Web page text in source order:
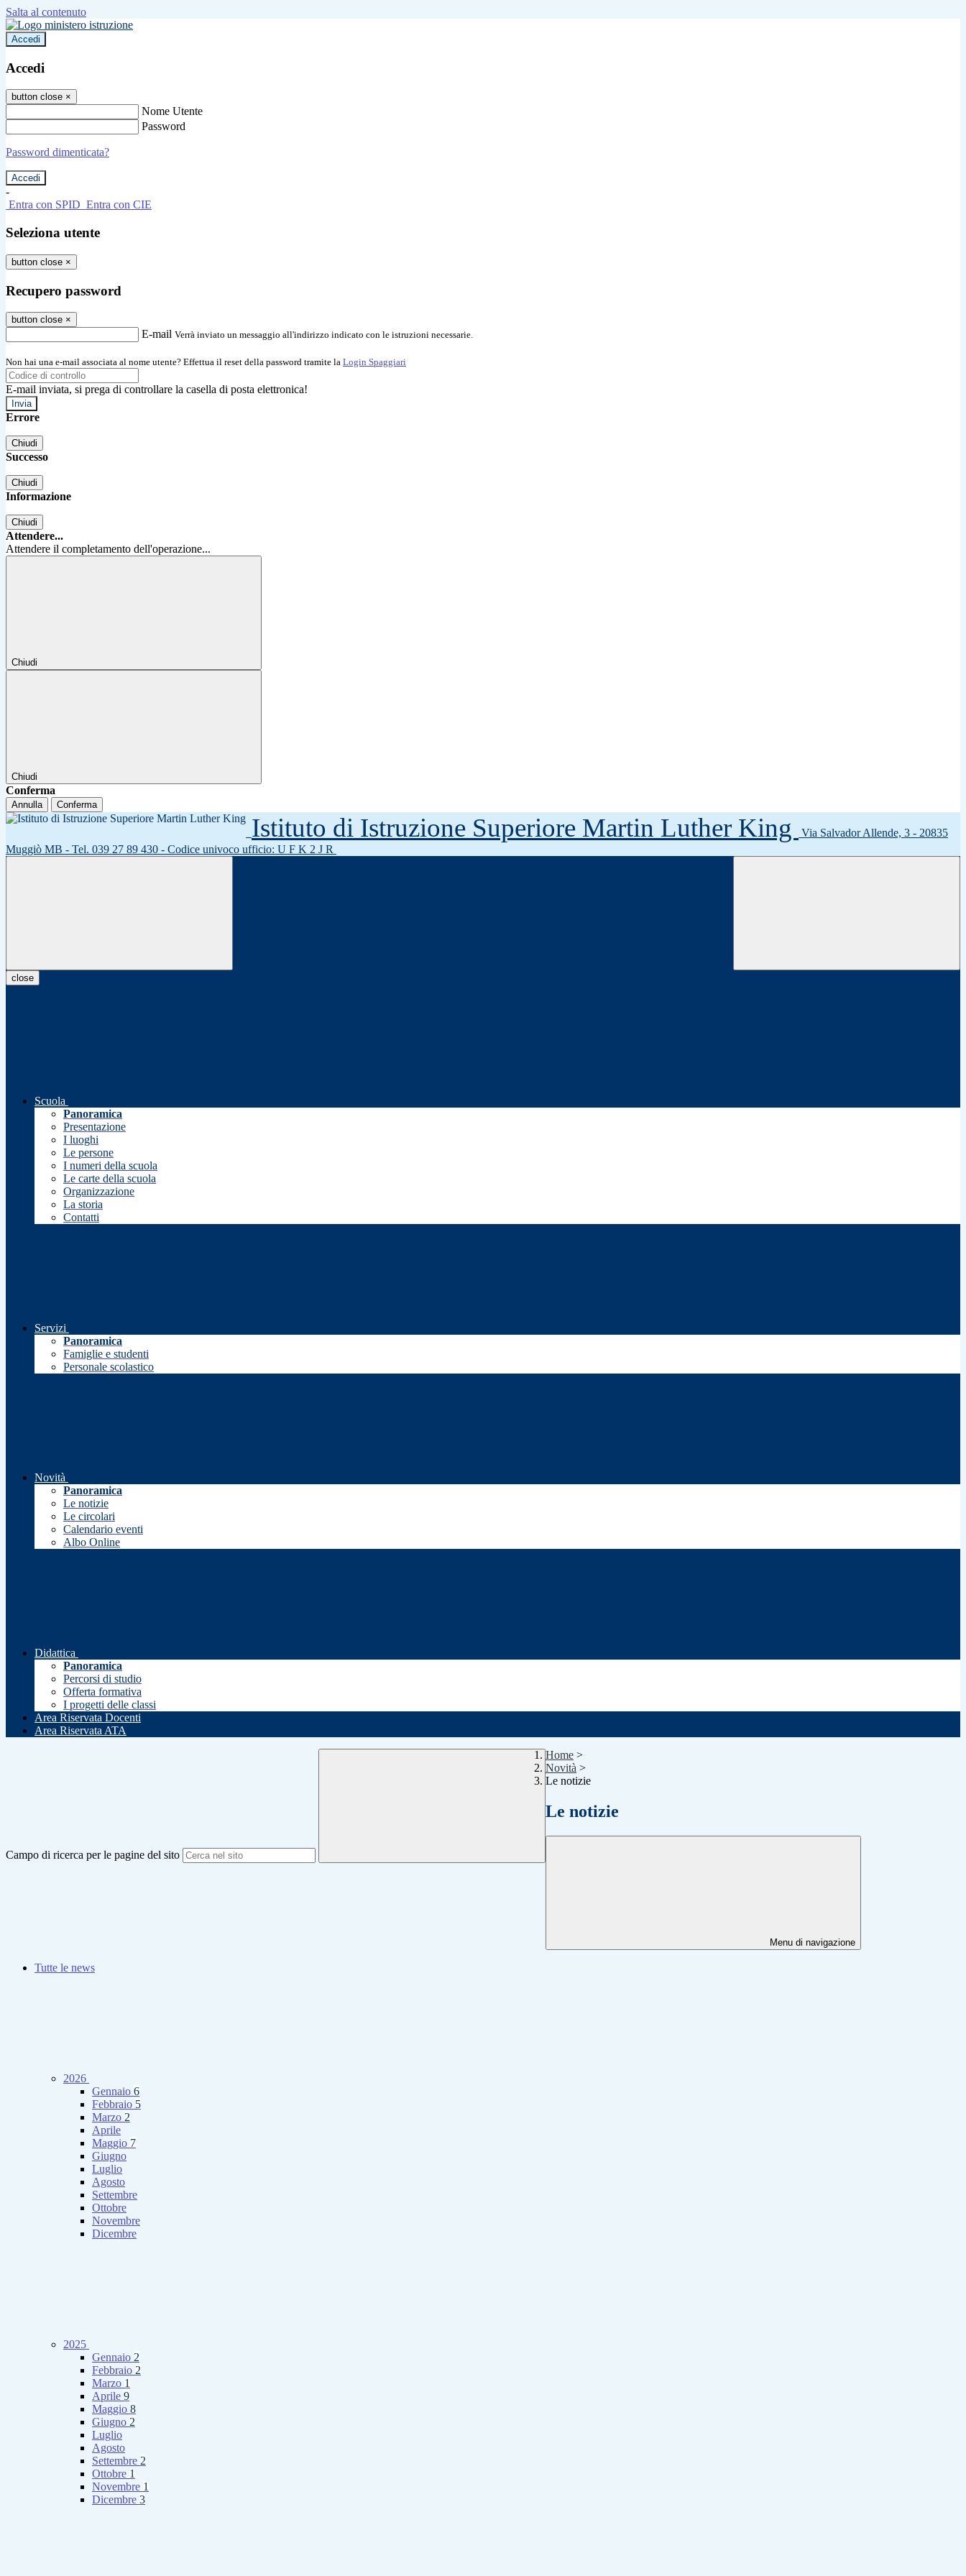
Salta al contenuto
Accedi
Accedi
button close ×
Nome Utente
Password
Password dimenticata?
-
Entra con SPID Entra con CIE
Seleziona utente
button close ×
Recupero password
button close ×
E-mail Verrà inviato un messaggio all'indirizzo indicato con le istruzioni necessarie.
Non hai una e-mail associata al nome utente? Effettua il reset della password tramite la Login Spaggiari
E-mail inviata, si prega di controllare la casella di posta elettronica!
Errore
Chiudi
Successo
Chiudi
Informazione
Chiudi
Attendere...
Attendere il completamento dell'operazione...
Chiudi
Chiudi
Conferma
Annulla Conferma
Istituto di Istruzione Superiore Martin Luther King
Via Salvador Allende, 3 - 20835
Muggiò MB - Tel. 039 27 89 430 - Codice univoco ufficio: U F K 2 J R
close
Scuola
Panoramica
Presentazione
I luoghi
Le persone
I numeri della scuola
Le carte della scuola
Organizzazione
La storia
Contatti
Servizi
Panoramica
Famiglie e studenti
Personale scolastico
Novità
Panoramica
Le notizie
Le circolari
Calendario eventi
Albo Online
Didattica
Panoramica
Percorsi di studio
Offerta formativa
I progetti delle classi
Area Riservata Docenti
Area Riservata ATA
Campo di ricerca per le pagine del sito
Home >
Novità >
Le notizie
Le notizie
Menu di navigazione
Tutte le news
2026
Gennaio 6
Febbraio 5
Marzo 2
Aprile
Maggio 7
Giugno
Luglio
Agosto
Settembre
Ottobre
Novembre
Dicembre
2025
Gennaio 2
Febbraio 2
Marzo 1
Aprile 9
Maggio 8
Giugno 2
Luglio
Agosto
Settembre 2
Ottobre 1
Novembre 1
Dicembre 3